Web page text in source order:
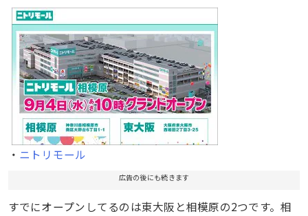
・ ニトリモール
広告の後にも続きます
すでにオープンしてるのは東大阪と相模原の2つです。相